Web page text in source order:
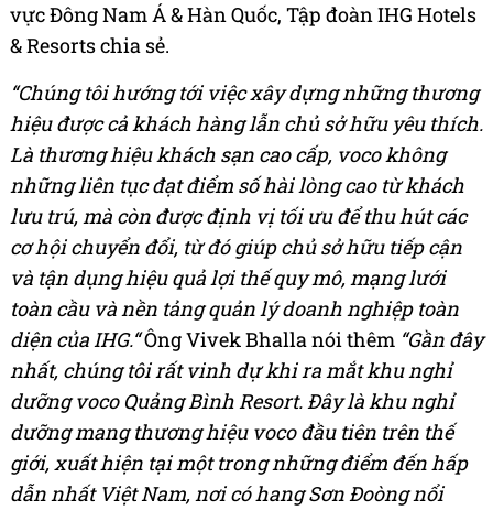
vực Đông Nam Á & Hàn Quốc, Tập đoàn IHG Hotels
& Resorts chia sẻ.
“Chúng tôi hướng tới việc xây dựng những thương
hiệu được cả khách hàng lẫn chủ sở hữu yêu thích.
Là thương hiệu khách sạn cao cấp, voco không
những liên tục đạt điểm số hài lòng cao từ khách
lưu trú, mà còn được định vị tối ưu để thu hút các
cơ hội chuyển đổi, từ đó giúp chủ sở hữu tiếp cận
và tận dụng hiệu quả lợi thế quy mô, mạng lưới
toàn cầu và nền tảng quản lý doanh nghiệp toàn
diện của IHG.“Ông Vivek Bhalla nói thêm “Gần đây
nhất, chúng tôi rất vinh dự khi ra mắt khu nghỉ
dưỡng voco Quảng Bình Resort.Đây là khu nghỉ
dưỡng mang thương hiệu voco đầu tiên trên thế
giới, xuất hiện tại một trong những điểm đến hấp
dẫn nhất Việt Nam, nơi có hang Sơn Đoòng nổi